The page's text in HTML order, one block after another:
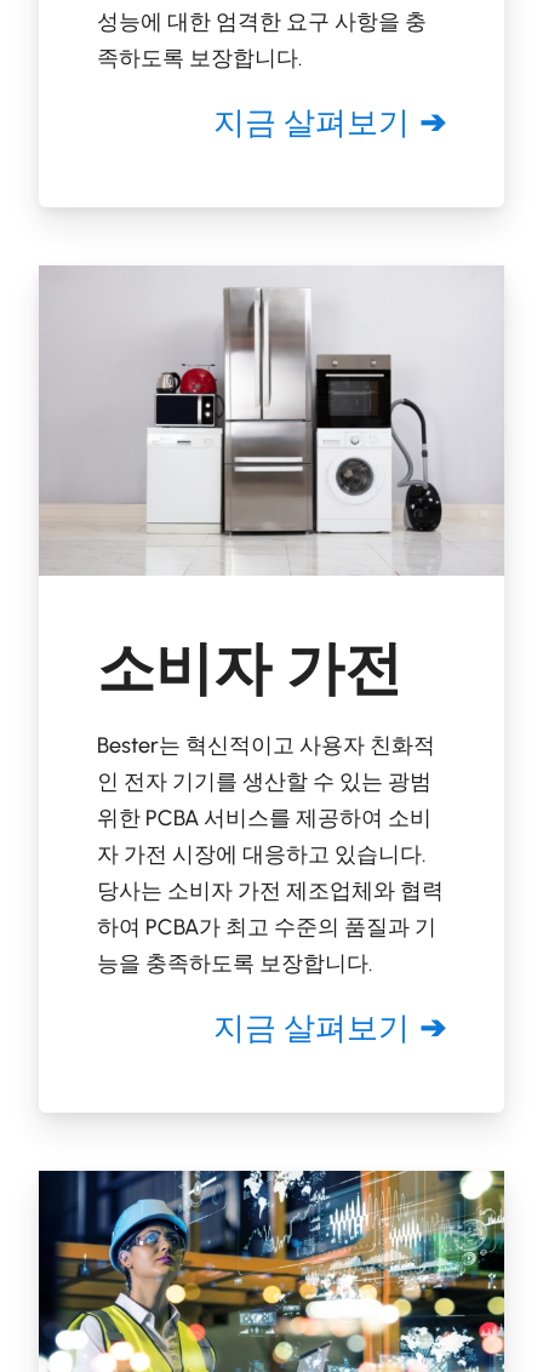
성능에 대한 엄격한 요구 사항을 충
족하도록 보장합니다.
지금 살펴보기
소비자 가전
Bester는 혁신적이고 사용자 친화적
인 전자 기기를 생산할 수 있는 광범
위한 PCBA 서비스를 제공하여 소비
자 가전 시장에 대응하고 있습니다.
당사는 소비자 가전 제조업체와 협력
하여 PCBA가 최고 수준의 품질과 기
능을 충족하도록 보장합니다.
지금 살펴보기